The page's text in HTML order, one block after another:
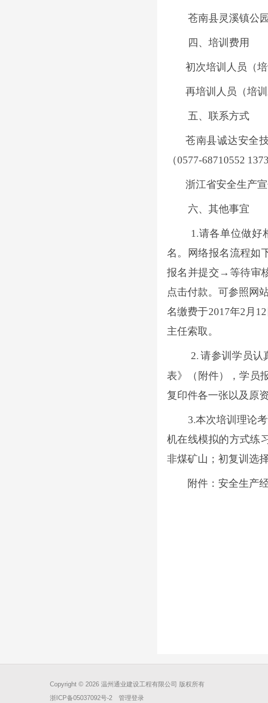
苍南县灵溪镇公
四、培训费用
初次培训人员（
再培训人员（培
五、联系方式
苍南县诚达安全
（0577-68710552
浙江省安全生产
六、其他事宜
1.请各单位做好
名。网络报名流程如
报名并提交→等待审
点击付款。可参照网
名缴费于2017年2月 12
主任索取。
2. 请参训学员认
表》（附件），学员
复印件各一张以及原
3.本次培训理论
机在线模拟的方式练
非煤矿山； 初复训选
附件：安全生产
Copyright © 2026 温州通业建设工程有限公司 版权所有
浙ICP备05037092号-2
管理登录